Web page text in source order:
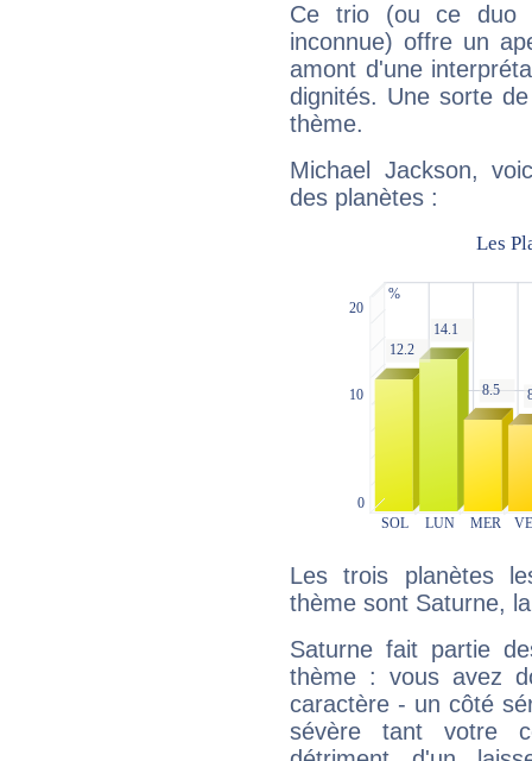
Ce trio (ou ce duo
inconnue) offre un
amont d'une
dignités. Une sorte
thème.
Michael Jackson,
des planètes :
Les trois planètes
thème sont Saturne,
Saturne fait partie
thème : vous avez
caractère - un côté
sévère tant votre